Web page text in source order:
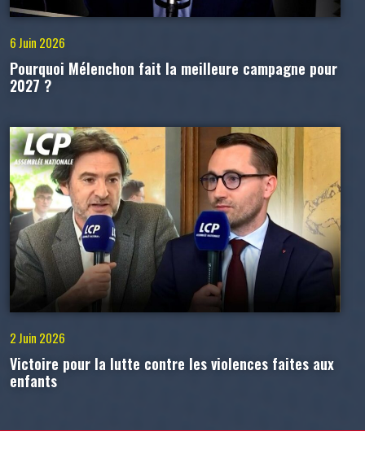
6 Juin 2026
Pourquoi Mélenchon fait la meilleure campagne pour
2027 ?
2 Juin 2026
Victoire pour la lutte contre les violences faites aux
enfants